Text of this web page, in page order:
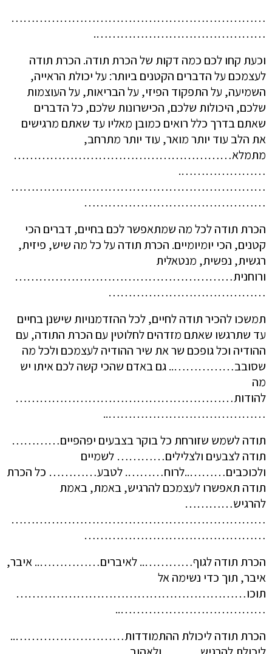
………………………………………………………
…………………………………….
וכעת קחו לכם כמה דקות של הכרת תודה. הכרת תודה
לעצמכם על הדברים הקטנים ביותר: על יכולת הראייה,
השמיעה, על התפקוד הפיזי, על הבריאות, על העוצמות
שלכם, היכולות שלכם, הכישרונות שלכם, כל הדברים
שאתם בדרך כלל רואים כמובן מאליו עד שאתם מרגישים
את הלב עוד יותר מואר, עוד יותר מתרחב,
מתמלא………………………………………………
………………….
………………………………………………………
………………………………………
הכרת תודה לכל מה שמתאפשר לכם בחיים, דברים הכי
קטנים, הכי יומיומיים. הכרת תודה על כל מה שיש, פיזית,
רגשית, נפשית, מנטאלית
ורוחנית………………………………………………
…………………………………
תמשכו להכיר תודה לחיים, לכל ההזדמנויות שישנן בחיים
עד שתרגשו שאתם מזדהים לחלוטין עם הכרת התודה, עם
ההודיה וכל גופכם שר את שיר ההודיה לעצמכם ולכל מה
שסובב…………….. גם באדם שהכי קשה לכם איתו יש
מה
להודות………………………………………………
…………………………………..
תודה לשמש שזורחת כל בוקר בצבעים יפהפיים…………
תודה לצבעים ולצלילים………… לשמיים
ולכוכבים………..לרוח………. לטבע………… כל הכרת
תודה תאפשרו לעצמכם להרגיש, באמת, באמת
להרגיש…………
………………………………………………………
………………………………………
הכרת תודה לגוף………….. לאיברים…………….. איבר,
איבר, תוך כדי נשימה אל
תוכו…………………………………………………
………………………………..
הכרת תודה ליכולת ההתמודדות………………………..